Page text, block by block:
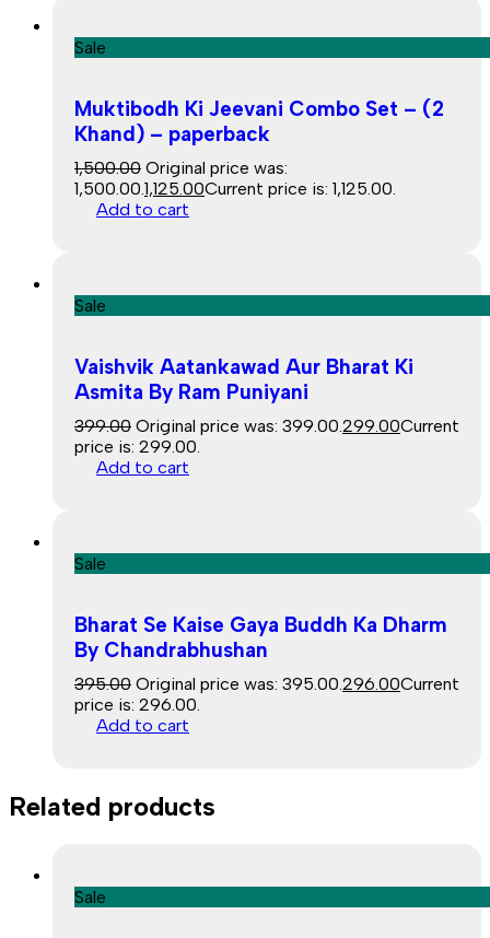
Sale
Muktibodh Ki Jeevani Combo Set – (2
Khand) – paperback
1,500.00 Original price was:
₹1,500.00. 1,125.00Current price is: ₹1,125.00.
Add to cart
Sale
Vaishvik Aatankawad Aur Bharat Ki
Asmita By Ram Puniyani
399.00 Original price was: ₹399.00. 299.00Current
price is: ₹299.00.
Add to cart
Sale
Bharat Se Kaise Gaya Buddh Ka Dharm
By Chandrabhushan
395.00 Original price was: ₹395.00. 296.00Current
price is: ₹296.00.
Add to cart
Related products
Sale